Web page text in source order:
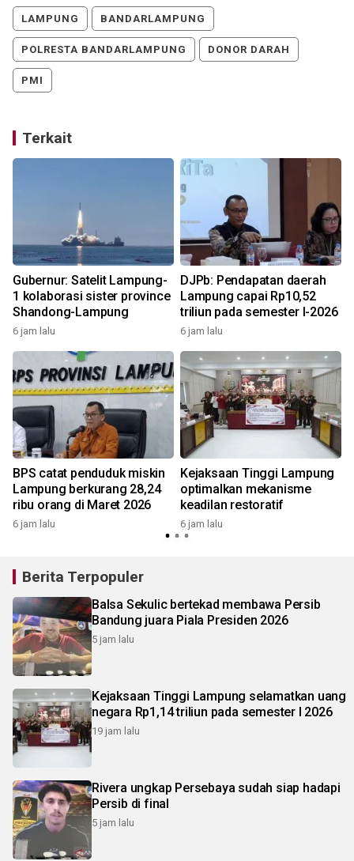
LAMPUNG BANDARLAMPUNG
POLRESTA BANDARLAMPUNG DONOR DARAH
PMI
Terkait
Gubernur: Satelit Lampung-
1 kolaborasi sister province
Shandong-Lampung
6 jam lalu
DJPb: Pendapatan daerah
Lampung capai Rp10,52
triliun pada semester I-2026
6 jam lalu
BPS catat penduduk miskin
Lampung berkurang 28,24
ribu orang di Maret 2026
6 jam lalu
Kejaksaan Tinggi Lampung
optimalkan mekanisme
keadilan restoratif
6 jam lalu
Berita Terpopuler
Balsa Sekulic bertekad membawa Persib
Bandung juara Piala Presiden 2026
5 jam lalu
Kejaksaan Tinggi Lampung selamatkan uang
negara Rp1,14 triliun pada semester I 2026
19 jam lalu
Rivera ungkap Persebaya sudah siap hadapi
Persib di final
5 jam lalu